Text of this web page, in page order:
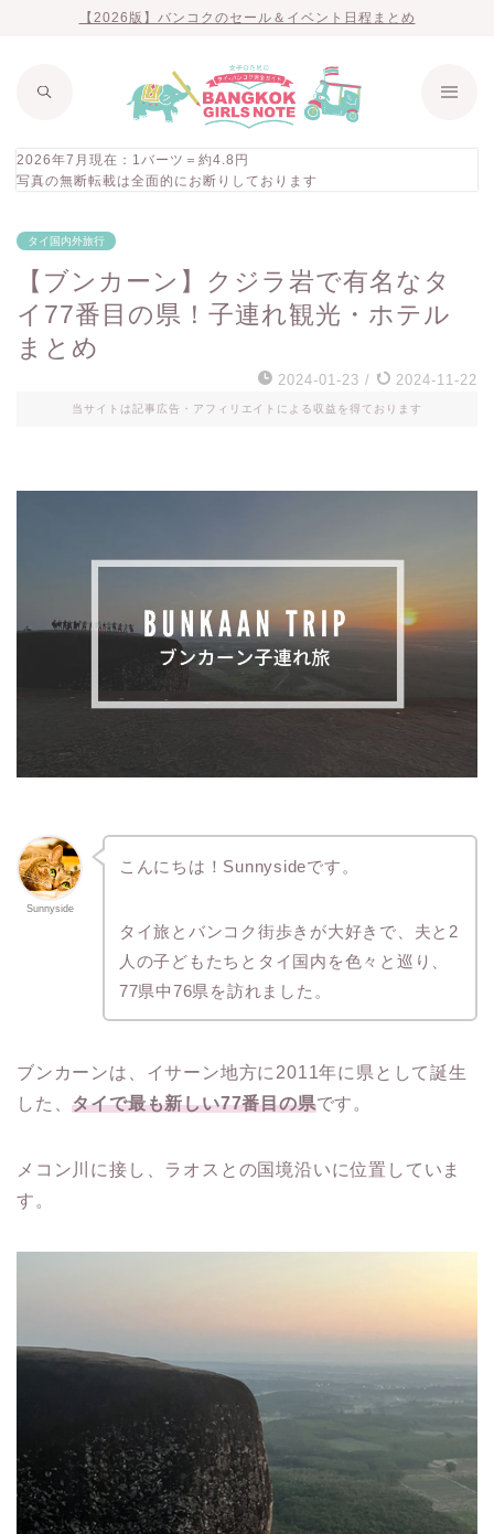
【2026版】バンコクのセール＆イベント日程まとめ
2026年7月現在：1バーツ＝約4.8円
写真の無断転載は全面的にお断りしております
タイ国内外旅行
【ブンカーン】クジラ岩で有名なタ
イ77番目の県！子連れ観光・ホテル
まとめ
2024-01-23 / 2024-11-22
当サイトは記事広告・アフィリエイトによる収益を得ております
Sunnyside
こんにちは！Sunnysideです。
タイ旅とバンコク街歩きが大好きで、夫と2
人の子どもたちとタイ国内を色々と巡り、
77県中76県を訪れました。
ブンカーンは、イサーン地方に2011年に県として誕生
した、タイで最も新しい77番目の県です。
メコン川に接し、ラオスとの国境沿いに位置していま
す。